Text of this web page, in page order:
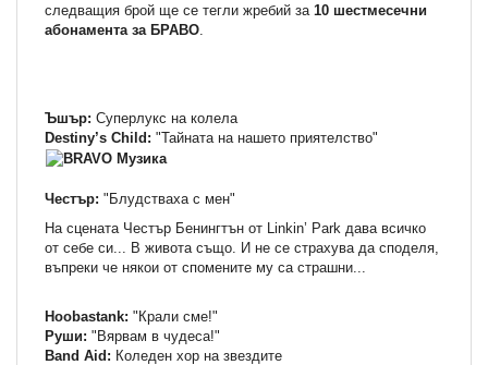
следващия брой ще се тегли жребий за 10 шестмесечни
абонамента за БРАВО
Ъшър: Суперлукс на колела
Destiny’s Child: "Тайната на нашето приятелство"
Честър: "Блудстваха с мен"
На сцената Честър Бенингтън от Linkin’ Park дава всичко
от себе си... В живота също. И не се страхува да споделя,
въпреки че някои от спомените му са страшни...
Hoobastank: "Крали сме!"
Руши: "Вярвам в чудеса!"
Band Aid: Коледен хор на звездите